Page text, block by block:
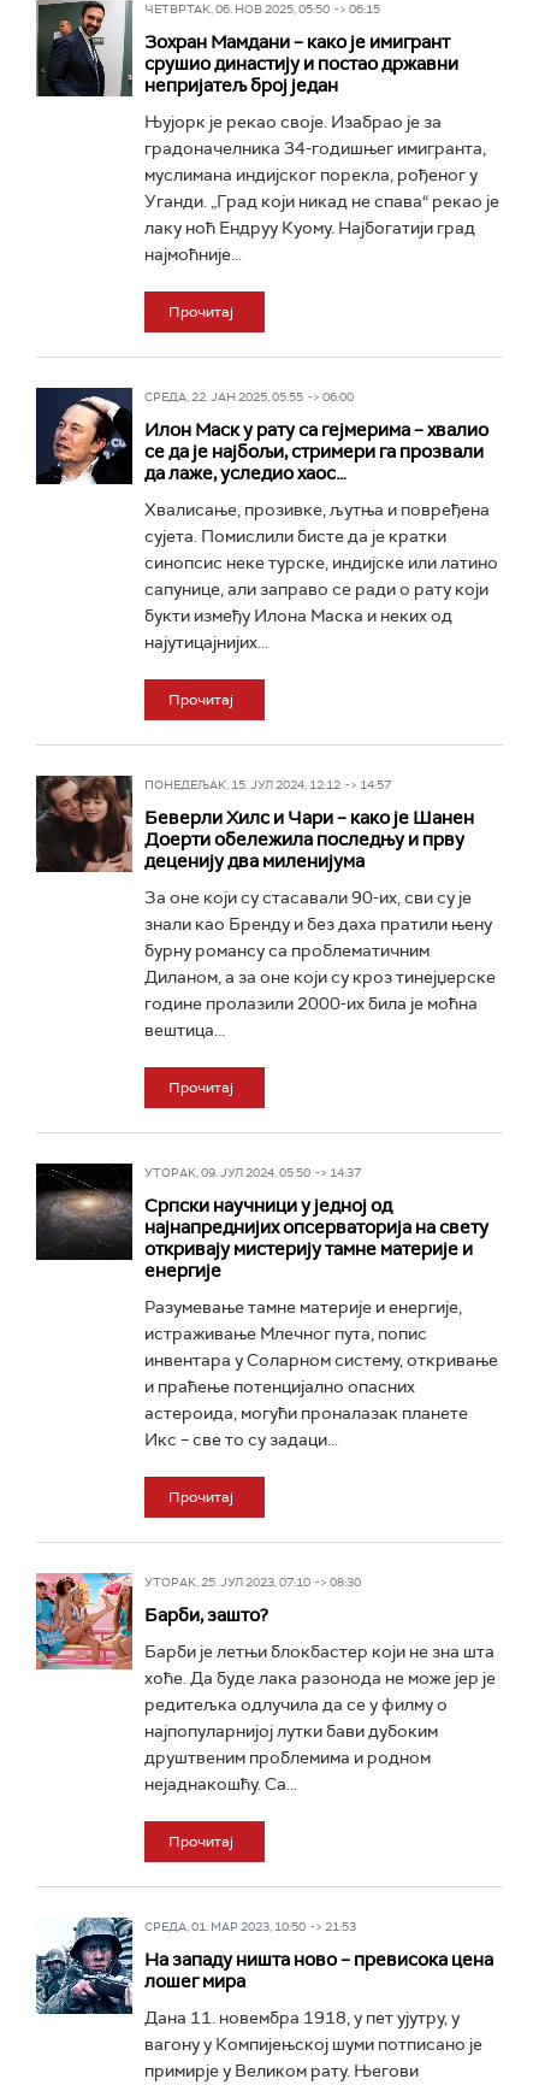
ЧЕТВРТАК, 06. НОВ 2025, 05:50 -> 06:15
Зохран Мамдани – како је имигрант
срушио династију и постао државни
непријатељ број један
Њујорк је рекао своје. Изабрао је за
градоначелника 34-годишњег имигранта,
муслимана индијског порекла, рођеног у
Уганди. „Град који никад не спава“ рекао је
лаку ноћ Ендруу Куому. Најбогатији град
најмоћније...
Прочитај
СРЕДА, 22. ЈАН 2025, 05:55 -> 06:00
Илон Маск у рату са гејмерима – хвалио
се да је најбољи, стримери га прозвали
да лаже, уследио хаос…
Хвалисање, прозивке, љутња и повређена
сујета. Помислили бисте да је кратки
синопсис неке турске, индијске или латино
сапунице, али заправо се ради о рату који
букти између Илона Маска и неких од
најутицајнијих...
Прочитај
ПОНЕДЕЉАК, 15. ЈУЛ 2024, 12:12 -> 14:57
Беверли Хилс и Чари – како је Шанен
Доерти обележила последњу и прву
деценију два миленијума
За оне који су стасавали 90-их, сви су је
знали као Бренду и без даха пратили њену
бурну романсу са проблематичним
Диланом, а за оне који су кроз тинејџерске
године пролазили 2000-их била је моћна
вештица...
Прочитај
УТОРАК, 09. ЈУЛ 2024, 05:50 -> 14:37
Српски научници у једној од
најнапреднијих опсерваторија на свету
откривају мистерију тамне материје и
енергије
Разумевање тамне материје и енергије,
истраживање Млечног пута, попис
инвентара у Соларном систему, откривање
и праћење потенцијално опасних
астероида, могући проналазак планете
Икс – све то су задаци...
Прочитај
УТОРАК, 25. ЈУЛ 2023, 07:10 -> 08:30
Барби, зашто?
Барби је летњи блокбастер који не зна шта
хоће. Да буде лака разонода не може јер је
редитељка одлучила да се у филму о
најпопуларнијој лутки бави дубоким
друштвеним проблемима и родном
нејаднакошћу. Са...
Прочитај
СРЕДА, 01. МАР 2023, 10:50 -> 21:53
На западу ништа ново – превисока цена
лошег мира
Дана 11. новембра 1918, у пет ујутру, у
вагону у Компијењској шуми потписано је
примирје у Великом рату. Његови